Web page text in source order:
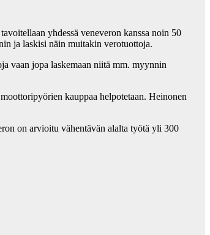
yhdessä veneveron kanssa noin 50
ja laskisi näin muitakin verotuottoja.
vaan jopa laskemaan niitä mm. myynnin
kauppaa helpotetaan. Heinonen
on arvioitu vähentävän alalta työtä yli 300